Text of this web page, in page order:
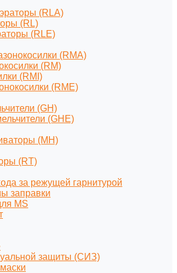
(RLA)
(RL)
(RLE)
(RMA)
(RM)
(RMI)
(RME)
(GH)
(GHE)
(MH)
(RT)
за режущей гарнитурой
заправки
MS
защиты (СИЗ)